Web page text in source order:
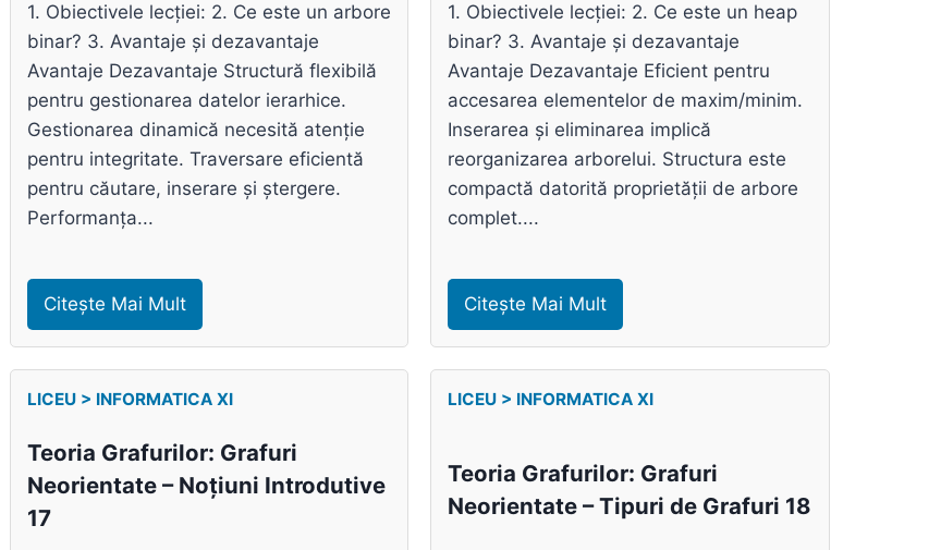
1. Obiectivele lecției: 2. Ce este un arbore
binar? 3. Avantaje și dezavantaje
Avantaje Dezavantaje Structură flexibilă
pentru gestionarea datelor ierarhice.
Gestionarea dinamică necesită atenție
pentru integritate. Traversare eficientă
pentru căutare, inserare și ștergere.
Performanța...
Citește Mai Mult
1. Obiectivele lecției: 2. Ce este un heap
binar? 3. Avantaje și dezavantaje
Avantaje Dezavantaje Eficient pentru
accesarea elementelor de maxim/minim.
Inserarea și eliminarea implică
reorganizarea arborelui. Structura este
compactă datorită proprietății de arbore
complet....
Citește Mai Mult
LICEU > INFORMATICA XI
Teoria Grafurilor: Grafuri
Neorientate – Noțiuni Introdutive
17
LICEU > INFORMATICA XI
Teoria Grafurilor: Grafuri
Neorientate – Tipuri de Grafuri 18